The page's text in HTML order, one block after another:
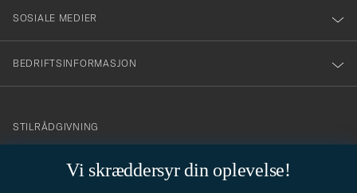
Vi skræddersyr din oplevelse!
SOSIALE MEDIER
BEDRIFTSINFORMASJON
info@careofcarl.no
STILRÅDGIVNING